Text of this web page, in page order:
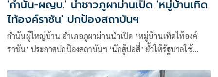
'กำนัน-ผญบ.' นำชาวภูผาม่านเปิด 'หมู่บ้านเทิด
ไท้องค์ราชัน' ปกป้องสถาบันฯ
กำนันผู้ใหญ่บ้าน อำเภอภูผาม่านนำเปิด ‘หมู่บ้านเทิดไท้องค์
ราชัน’ ประกาศปกป้องสถาบันฯ ‘นักสู้ปอสี่’ ย้ำให้รัฐบาลใช้